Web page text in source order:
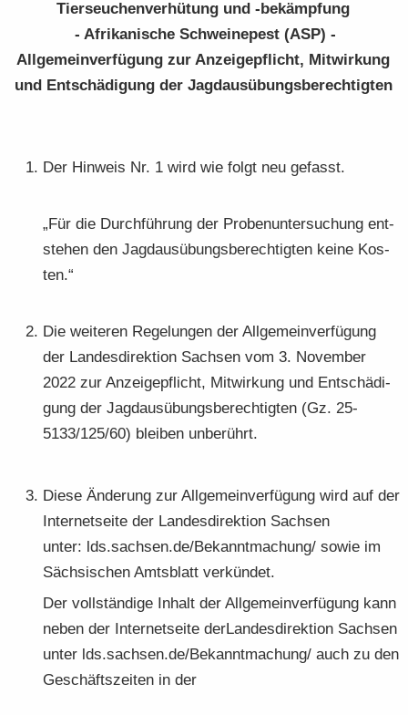
Tier­seu­chen­ver­hü­tung und -​bekämpfung
- Afri­ka­ni­sche Schwei­ne­pest (ASP) -
All­ge­mein­ver­fü­gung zur An­zei­ge­pflicht, Mit­wir­kung
und Ent­schä­di­gung der Jagd­aus­übungs­be­rech­tig­ten
Der Hin­weis Nr. 1 wird wie folgt neu ge­fasst.
„Für die Durch­füh­rung der Pro­ben­un­ter­su­chung ent­
ste­hen den Jagd­aus­übungs­be­rech­tig­ten keine Kos­
ten.“
Die wei­te­ren Re­ge­lun­gen der All­ge­mein­ver­fü­gung
der Lan­des­di­rek­ti­on Sach­sen vom 3. No­vem­ber
2022 zur An­zei­ge­pflicht, Mit­wir­kung und Ent­schä­di­
gung der Jagd­aus­übungs­be­rech­tig­ten (Gz. 25-
5133/125/60) blei­ben un­be­rührt.
Diese Än­de­rung zur All­ge­mein­ver­fü­gung wird auf der
In­ter­net­sei­te der Lan­des­di­rek­ti­on Sach­sen
unter: lds.sach­sen.de/Be­kannt­ma­chung/ sowie im
Säch­si­schen Amts­blatt ver­kün­det.
Der voll­stän­di­ge In­halt der All­ge­mein­ver­fü­gung kann
neben der In­ter­net­sei­te der­Lan­des­di­rek­ti­on Sach­sen
unter lds.sach­sen.de/Be­kannt­ma­chung/ auch zu den
Ge­schäfts­zei­ten in der